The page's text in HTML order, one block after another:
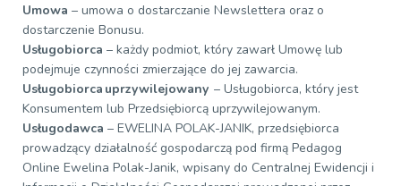
Umowa – umowa o dostarczanie Newslettera oraz o
dostarczenie Bonusu.
Usługobiorca – każdy podmiot, który zawarł Umowę lub
podejmuje czynności zmierzające do jej zawarcia.
Usługobiorca uprzywilejowany – Usługobiorca, który jest
Konsumentem lub Przedsiębiorcą uprzywilejowanym.
Usługodawca – EWELINA POLAK-JANIK, przedsiębiorca
prowadzący działalność gospodarczą pod firmą Pedagog
Online Ewelina Polak-Janik, wpisany do Centralnej Ewidencji i